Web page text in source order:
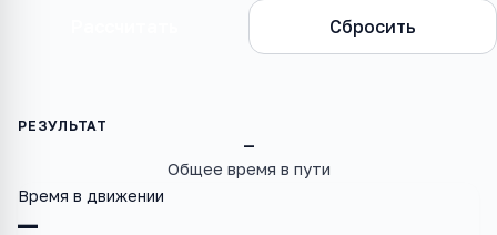
Сбросить
—
Общее время в пути
—
Время в движении